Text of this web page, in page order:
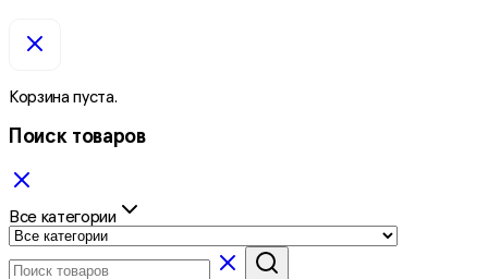
Корзина пуста.
Поиск товаров
Все категории